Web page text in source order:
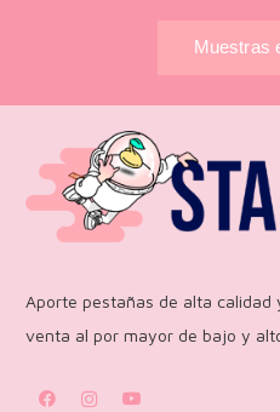
Muestras
Aporte pestañas de alta calidad
venta al por mayor de bajo y